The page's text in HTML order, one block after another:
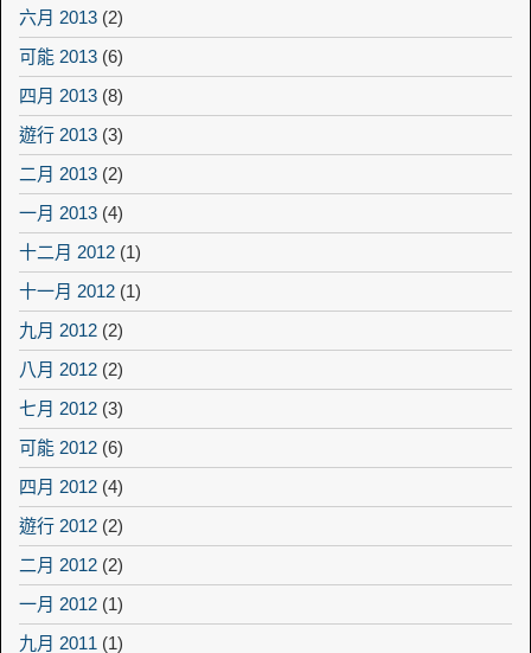
六月 2013 (2)
可能 2013 (6)
四月 2013 (8)
遊行 2013 (3)
二月 2013 (2)
一月 2013 (4)
十二月 2012 (1)
十一月 2012 (1)
九月 2012 (2)
八月 2012 (2)
七月 2012 (3)
可能 2012 (6)
四月 2012 (4)
遊行 2012 (2)
二月 2012 (2)
一月 2012 (1)
九月 2011 (1)